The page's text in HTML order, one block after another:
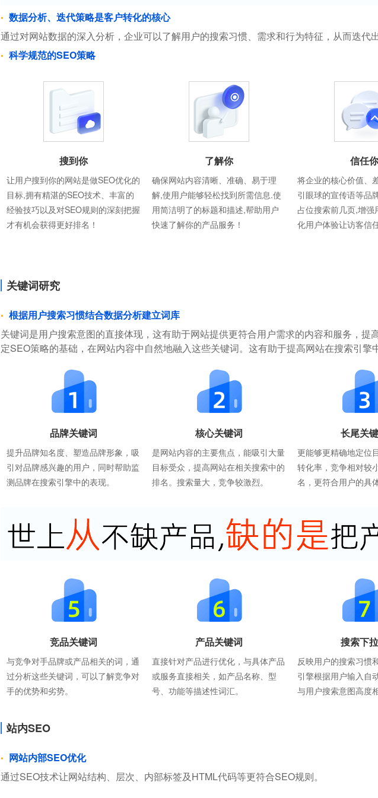
数据分析、迭代策略是客户转化的核心
通过对网站数据的深入分析，企业可以了解用户的搜索习惯、需求和行为特征，从而迭代
科学规范的SEO策略
搜到你
让用户搜到你的网站是做SEO优化的
目标,拥有精湛的SEO技术、丰富的
经验技巧以及对SEO规则的深刻把握
才有机会获得更好排名！
了解你
确保网站内容清晰、准确、易于理
解,使用户能够轻松找到所需信息.使
用简洁明了的标题和描述,帮助用户
快速了解你的产品服务！
信任你
将企业的核心价值、
引眼球的宣传语等品
占位搜索前几页,增强
化用户体验让访客信
关键词研究
根据用户搜索习惯结合数据分析建立词库
关键词是用户搜索意图的直接体现，这有助于网站提供更符合用户需求的内容和服务，
定SEO策略的基础，在网站内容中自然地融入这些关键词。这有助于提高网站在搜索引擎
品牌关键词
提升品牌知名度、塑造品牌形象，吸
引对品牌感兴趣的用户，同时帮助监
测品牌在搜索引擎中的表现。
核心关键词
是网站内容的主要焦点，能吸引大量
目标受众，提高网站在相关搜索中的
排名。搜索量大，竞争较激烈。
长尾关
更能够更精确地定位
转化率，竞争相对较
名，更符合用户的具
竞品关键词
与竞争对手品牌或产品相关的词，通
过分析这些关键词，可以了解竞争对
手的优势和劣势。
产品关键词
直接针对产品进行优化，与具体产品
或服务直接相关，如产品名称、型
号、功能等描述性词汇。
搜索下
反映用户的搜索习惯
引擎根据用户输入自
与用户搜索意图高度相
站内SEO
网站内部SEO优化
通过SEO技术让网站结构、层次、内部标签及HTML代码等更符合SEO规则。